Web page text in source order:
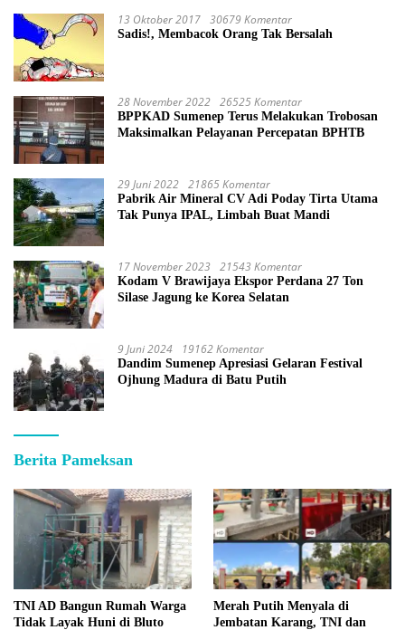
13 Oktober 2017 30679 Komentar
Sadis!, Membacok Orang Tak Bersalah
28 November 2022 26525 Komentar
BPPKAD Sumenep Terus Melakukan Trobosan
Maksimalkan Pelayanan Percepatan BPHTB
29 Juni 2022 21865 Komentar
Pabrik Air Mineral CV Adi Poday Tirta Utama
Tak Punya IPAL, Limbah Buat Mandi
17 November 2023 21543 Komentar
Kodam V Brawijaya Ekspor Perdana 27 Ton
Silase Jagung ke Korea Selatan
9 Juni 2024 19162 Komentar
Dandim Sumenep Apresiasi Gelaran Festival
Ojhung Madura di Batu Putih
Berita Pameksan
TNI AD Bangun Rumah Warga
Tidak Layak Huni di Bluto
Merah Putih Menyala di
Jembatan Karang, TNI dan